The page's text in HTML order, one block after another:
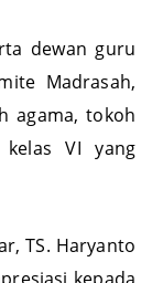
dewan guru
Madrasah,
tokoh
VI yang
TS. Haryanto